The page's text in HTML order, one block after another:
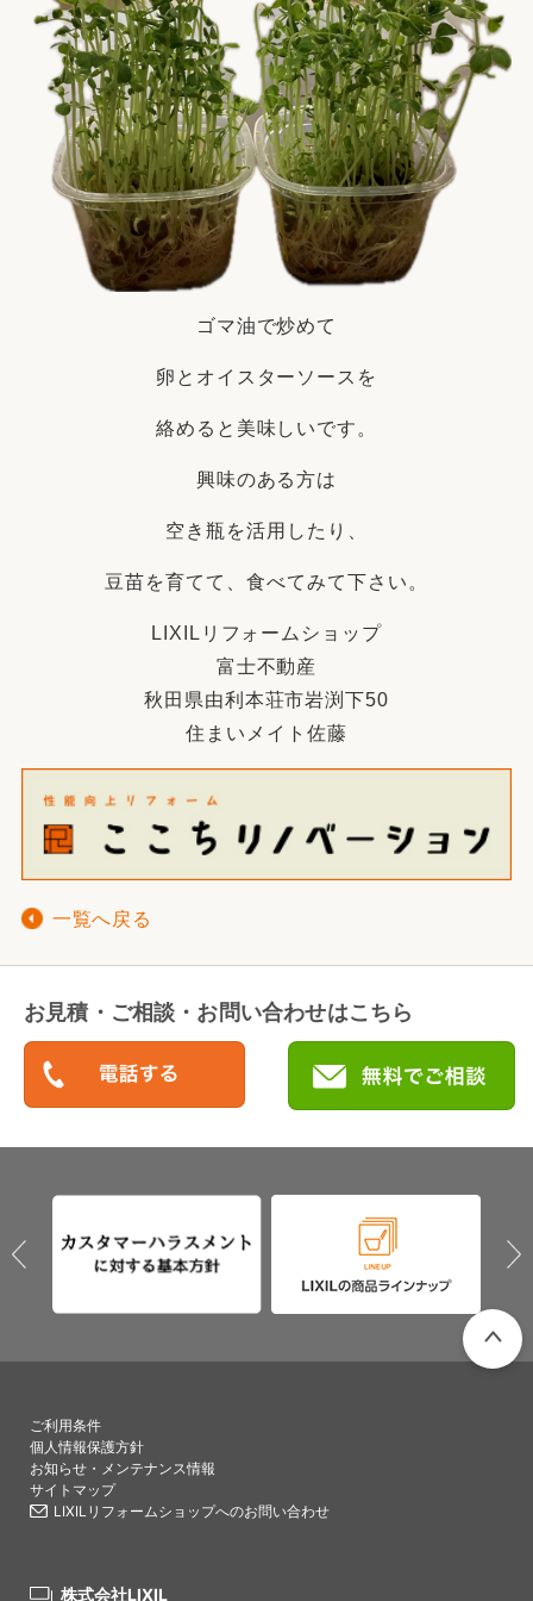
ゴマ油で炒めて
卵とオイスターソースを
絡めると美味しいです。
興味のある方は
空き瓶を活用したり、
豆苗を育てて、食べてみて下さい。
LIXILリフォームショップ
富士不動産
秋田県由利本荘市岩渕下50
住まいメイト佐藤
一覧へ戻る
お見積・ご相談・お問い合わせはこちら
ご利用条件
個人情報保護方針
お知らせ・メンテナンス情報
サイトマップ
LIXILリフォームショップへのお問い合わせ
株式会社LIXIL